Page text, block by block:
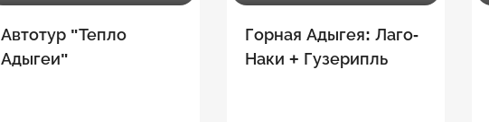
Автотур "Тепло
Адыгеи"
Горная Адыгея: Лаго-
Наки + Гузерипль